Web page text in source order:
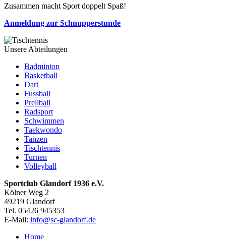
Zusammen macht Sport doppelt Spaß!
Anmeldung zur Schnupperstunde
Unsere Abteilungen
Badminton
Basketball
Dart
Fussball
Prellball
Radsport
Schwimmen
Taekwondo
Tanzen
Tischtennis
Turnen
Volleyball
Sportclub Glandorf 1936 e.V.
Kölner Weg 2
49219 Glandorf
Tel. 05426 945353
E-Mail: info@sc-glandorf.de
Home